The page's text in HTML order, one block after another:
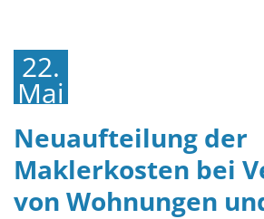
22.
Mai
Neuaufteilung der
Maklerkosten bei
von Wohnungen